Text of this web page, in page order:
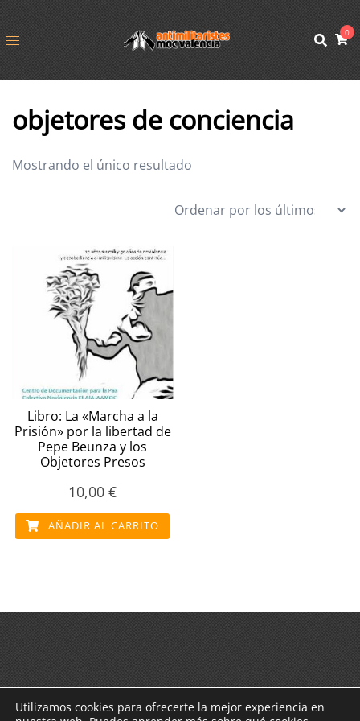
0
objetores de conciencia
Mostrando el único resultado
Libro: La «Marcha a la
Prisión» por la libertad de
Pepe Beunza y los
Objetores Presos
10,00€
AÑADIR AL CARRITO
Utilizamos cookies para ofrecerte la mejor experiencia en